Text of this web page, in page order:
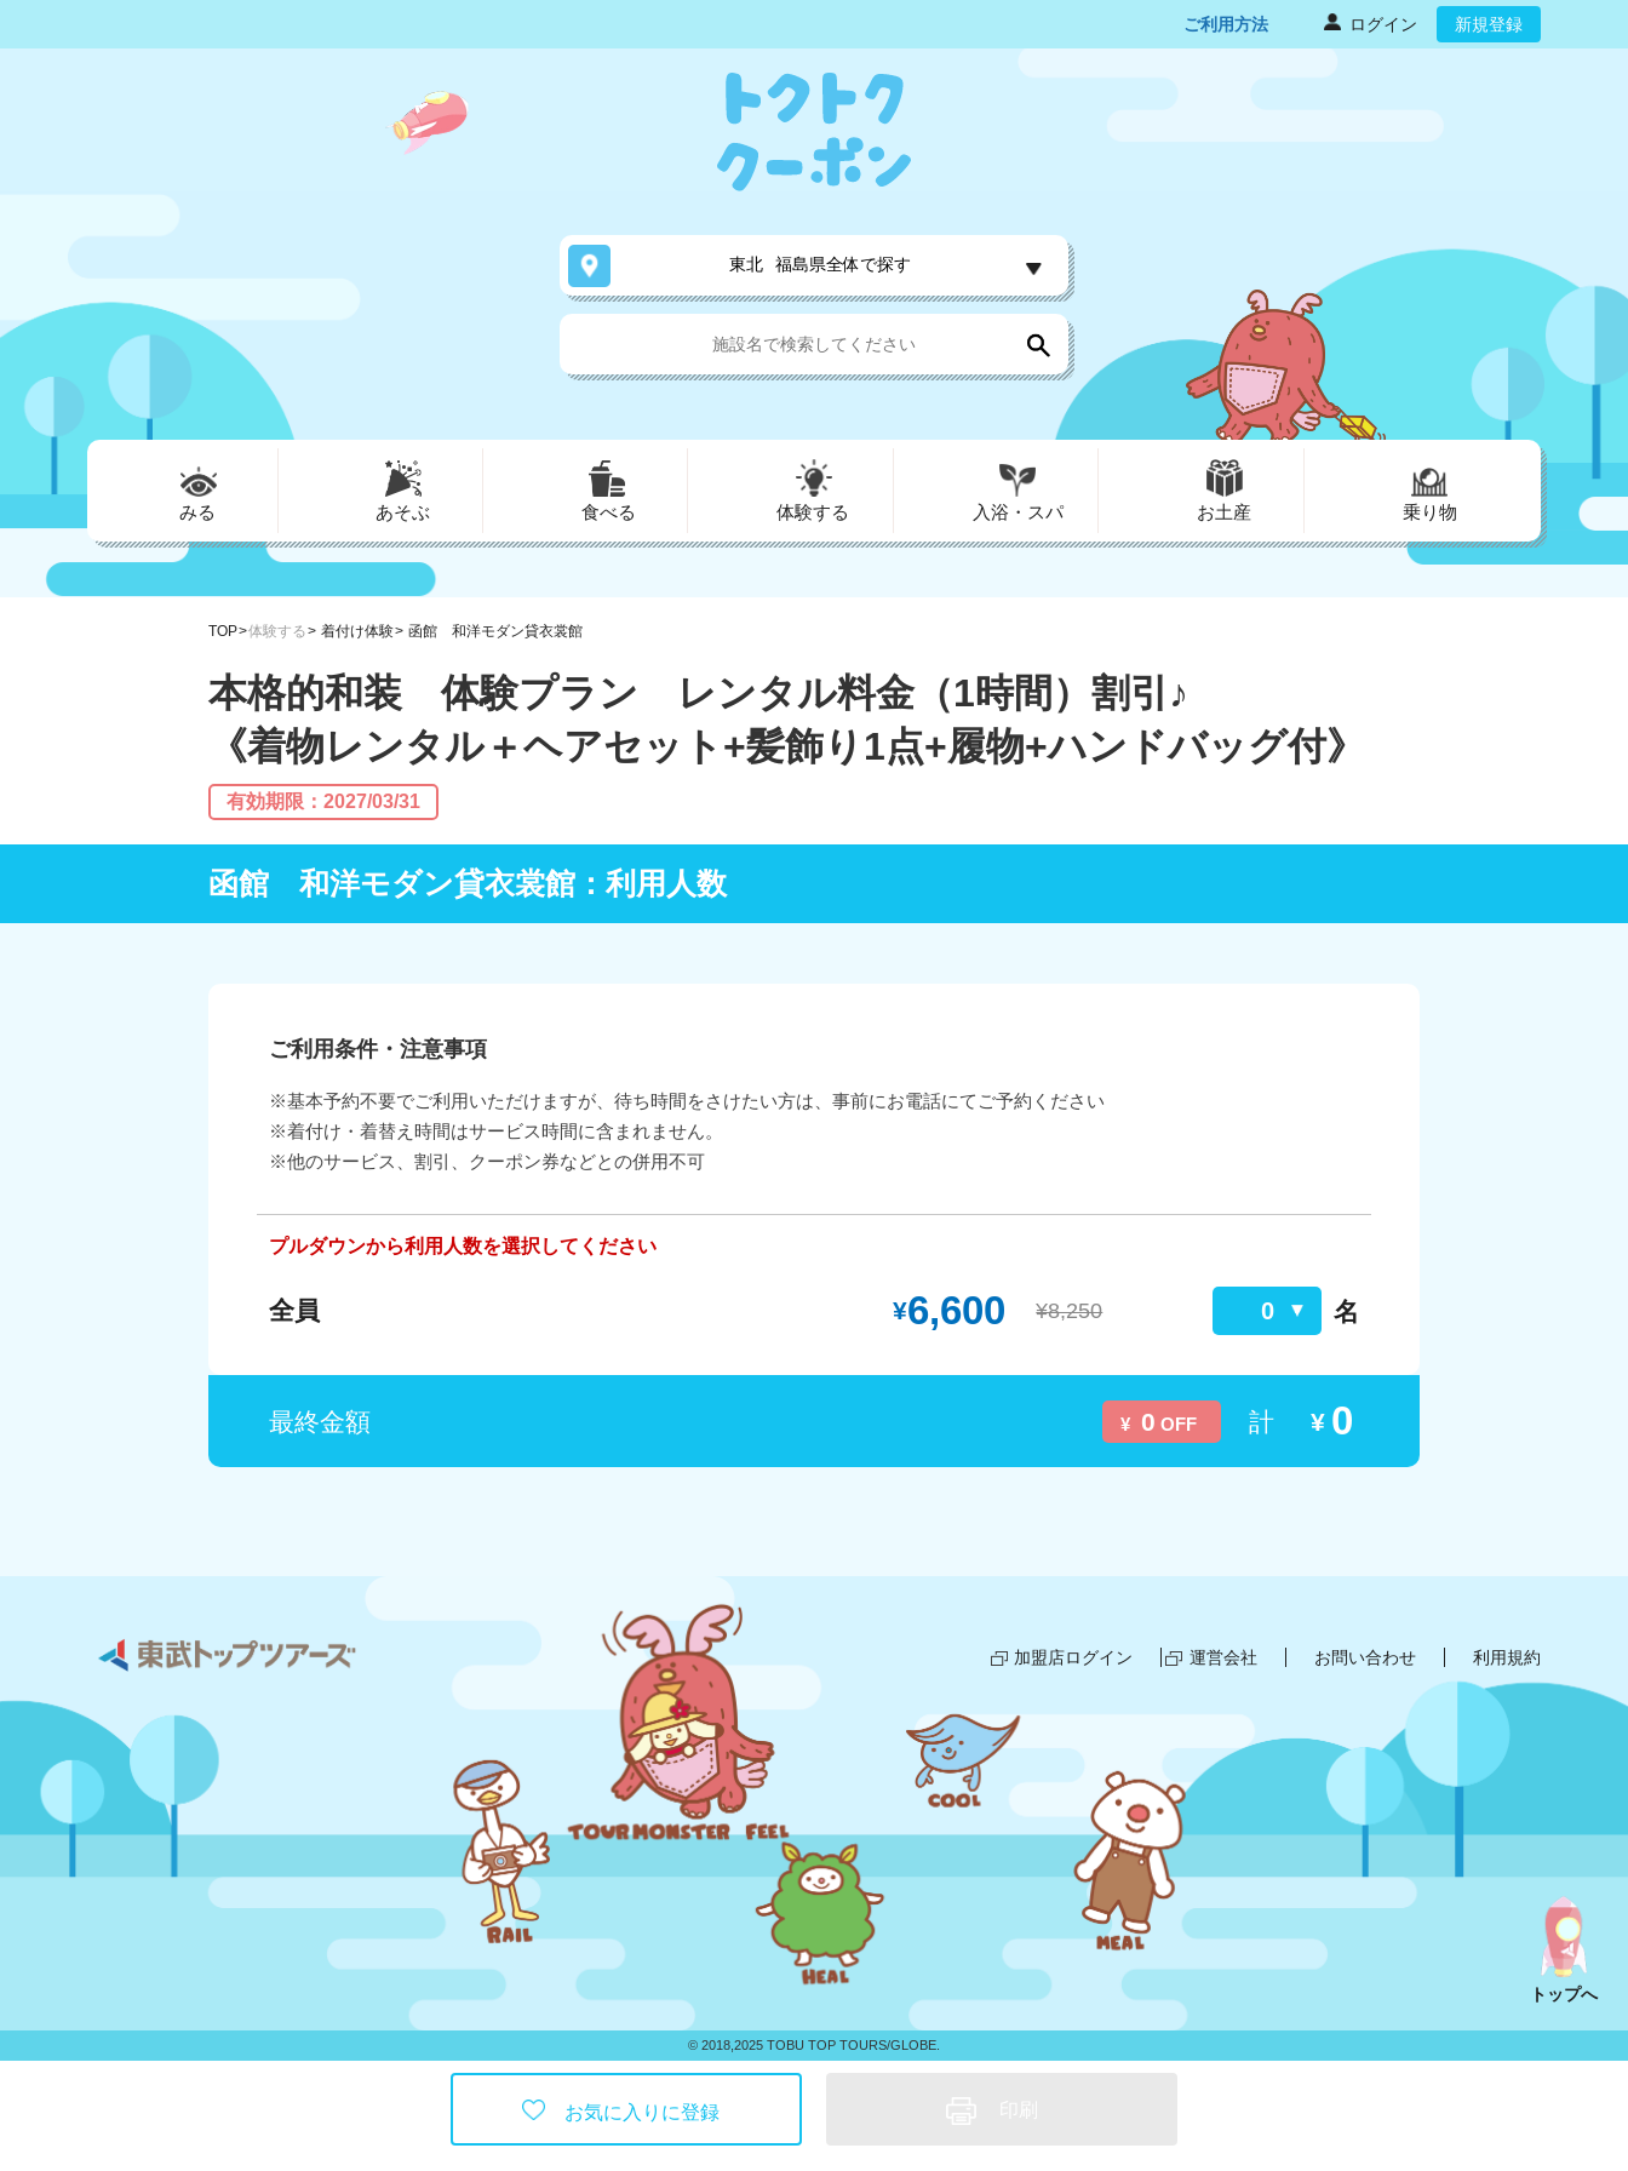
ご利用方法 ログイン 新規登録
東北 福島県全体で探す
みる あそぶ 食べる 体験する 入浴・スパ お土産 乗り物
TOP 体験する 着付け体験 函館 和洋モダン貸衣裳館
本格的和装 体験プラン レンタル料金（1時間）割引♪
《着物レンタル＋ヘアセット+髪飾り1点+履物+ハンドバッグ付》
有効期限：2027/03/31
函館 和洋モダン貸衣裳館：利用人数
ご利用条件・注意事項
※基本予約不要でご利用いただけますが、待ち時間をさけたい方は、事前にお電話にてご予約ください
※着付け・着替え時間はサービス時間に含まれません。
※他のサービス、割引、クーポン券などとの併用不可
プルダウンから利用人数を選択してください
全員 ¥6,600 ¥8,250 0 名
最終金額 ¥ 0 OFF 計 ¥ 0
お気に入りに登録
加盟店ログイン 運営会社 お問い合わせ 利用規約
トップへ
© 2018,2025 TOBU TOP TOURS/GLOBE.